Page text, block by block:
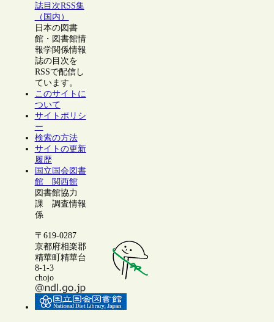
誌目次RSS集
（国内）
日本の図書
館・図書館情
報学関係情報
誌の目次を
RSSで配信し
ています。
このサイトに
ついて
サイトポリシ
ー
検索の方法
サイトの更新
履歴
国立国会図書
館 関西館
図書館協力
課 調査情報
係
〒619-0287
京都府相楽郡
精華町精華台
8-1-3
chojo